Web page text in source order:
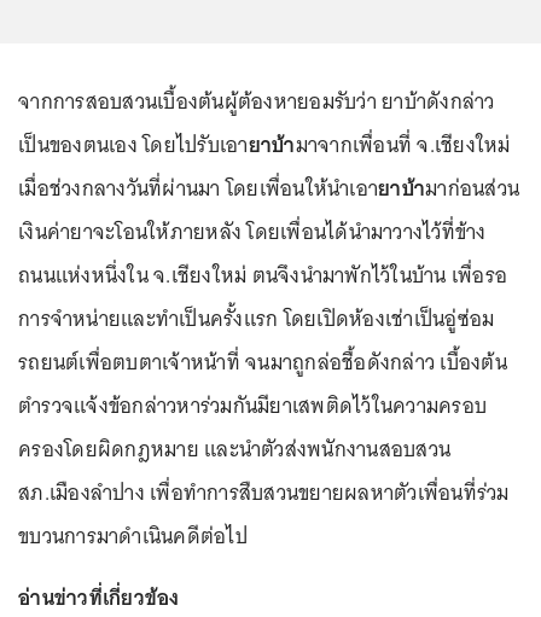
จากการสอบสวนเบื้องต้นผู้ต้องหายอมรับว่า ยาบ้าดังกล่าว
เป็นของตนเอง โดยไปรับเอายาบ้ามาจากเพื่อนที่ จ.เชียงใหม่
เมื่อช่วงกลางวันที่ผ่านมา โดยเพื่อนให้นำเอายาบ้ามาก่อนส่วน
เงินค่ายาจะโอนให้ภายหลัง โดยเพื่อนได้นำมาวางไว้ที่ข้าง
ถนนแห่งหนึ่งใน จ.เชียงใหม่ ตนจึงนำมาพักไว้ในบ้าน เพื่อรอ
การจำหน่ายและทำเป็นครั้งแรก โดยเปิดห้องเช่าเป็นอู่ซ่อม
รถยนต์เพื่อตบตาเจ้าหน้าที่ จนมาถูกล่อชื้อดังกล่าว เบื้องต้น
ตำรวจแจ้งข้อกล่าวหาร่วมกันมียาเสพติดไว้ในความครอบ
ครองโดยผิดกฎหมาย และนำตัวส่งพนักงานสอบสวน
สภ.เมืองลำปาง เพื่อทำการสืบสวนขยายผลหาตัวเพื่อนที่ร่วม
ขบวนการมาดำเนินคดีต่อไป
อ่านข่าวที่เกี่ยวข้อง